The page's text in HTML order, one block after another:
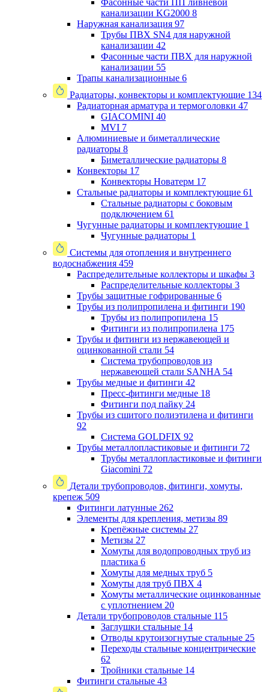
Фасонные части ПП ливневой
канализации KG2000 8
Наружная канализация 97
Трубы ПВХ SN4 для наружной
канализации 42
Фасонные части ПВХ для наружной
канализации 55
Трапы канализационные 6
Радиаторы, конвекторы и комплектующие 134
Радиаторная арматура и термоголовки 47
GIACOMINI 40
MVI 7
Алюминиевые и биметаллические
радиаторы 8
Биметаллические радиаторы 8
Конвекторы 17
Конвекторы Новатерм 17
Стальные радиаторы и комплектующие 61
Стальные радиаторы с боковым
подключением 61
Чугунные радиаторы и комплектующие 1
Чугунные радиаторы 1
Системы для отопления и внутреннего
водоснабжения 459
Распределительные коллекторы и шкафы 3
Распределительные коллекторы 3
Трубы защитные гофрированные 6
Трубы из полипропилена и фитинги 190
Трубы из полипропилена 15
Фитинги из полипропилена 175
Трубы и фитинги из нержавеющей и
оцинкованной стали 54
Система трубопроводов из
нержавеющей стали SANHA 54
Трубы медные и фитинги 42
Пресс-фитинги медные 18
Фитинги под пайку 24
Трубы из сшитого полиэтилена и фитинги
92
Система GOLDFIX 92
Трубы металлопластиковые и фитинги 72
Трубы металлопластиковые и фитинги
Giacomini 72
Детали трубопроводов, фитинги, хомуты,
крепеж 509
Фитинги латунные 262
Элементы для крепления, метизы 89
Крепёжные системы 27
Метизы 27
Хомуты для водопроводных труб из
пластика 6
Хомуты для медных труб 5
Хомуты для труб ПВХ 4
Хомуты металлические оцинкованные
с уплотнением 20
Детали трубопроводов стальные 115
Заглушки стальные 14
Отводы крутоизогнутые стальные 25
Переходы стальные концентрические
62
Тройники стальные 14
Фитинги стальные 43